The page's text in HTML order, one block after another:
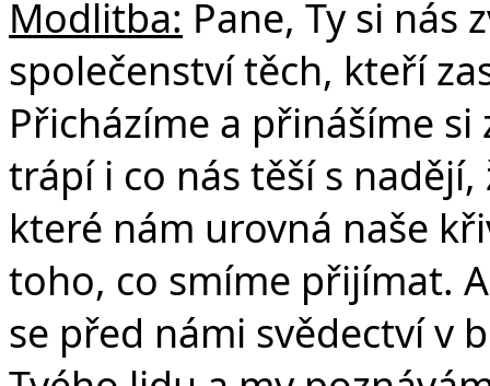
Modlitba: Pane, Ty si nás
společenství těch, kteří
Přicházíme a přinášíme si
trápí i co nás těší s
které nám urovná naše
toho, co smíme přijímat.
se před námi svědectví v